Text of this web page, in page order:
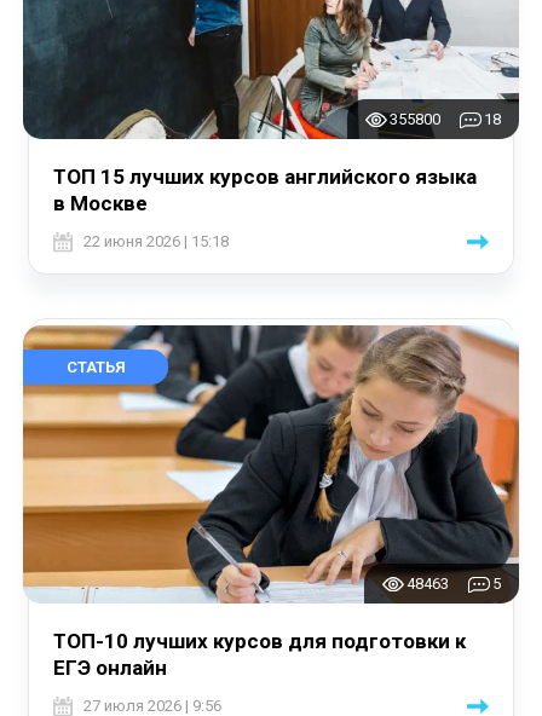
355800 18
ТОП 15 лучших курсов английского языка
в Москве
22 июня 2026 | 15:18
СТАТЬЯ
48463 5
ТОП-10 лучших курсов для подготовки к
ЕГЭ онлайн
27 июля 2026 | 9:56